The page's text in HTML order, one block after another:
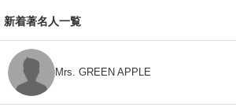
新着著名人一覧
Mrs. GREEN APPLE